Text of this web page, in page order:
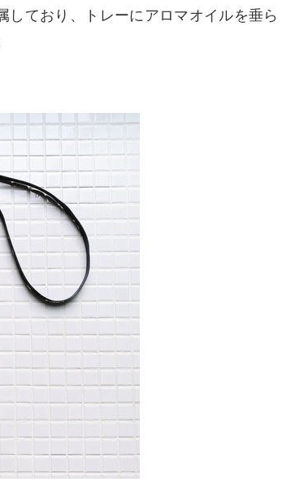
しており、トレーにアロマオイルを垂ら